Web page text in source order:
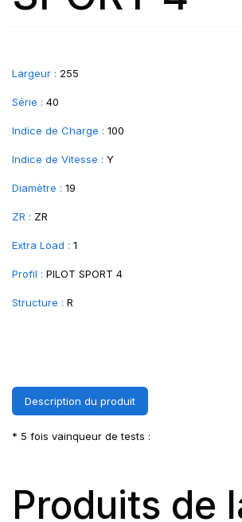
Largeur : 255
Série : 40
Indice de Charge : 100
Indice de Vitesse : Y
Diamètre : 19
ZR : ZR
Extra Load : 1
Profil : PILOT SPORT 4
Structure : R
Description du produit
* 5 fois vainqueur de tests :
Produits de